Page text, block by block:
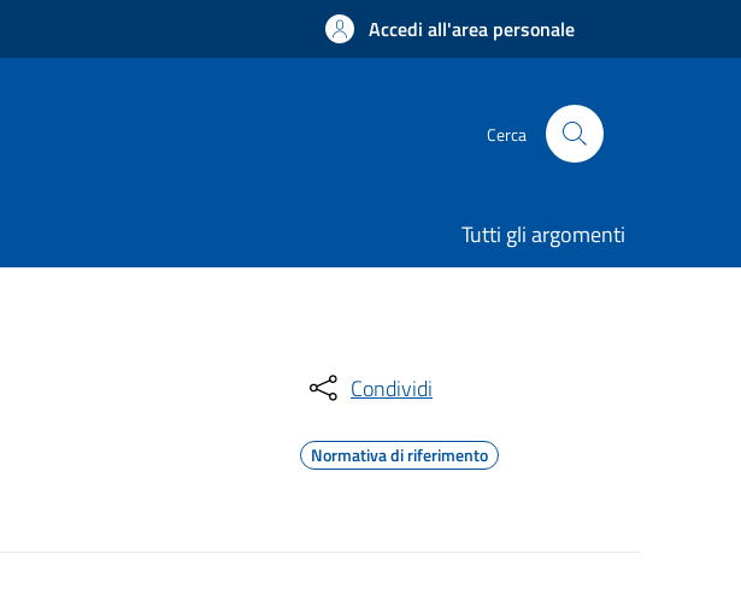
Accedi all'area personale
Cerca
Tutti gli argomenti
Condividi
Normativa di riferimento